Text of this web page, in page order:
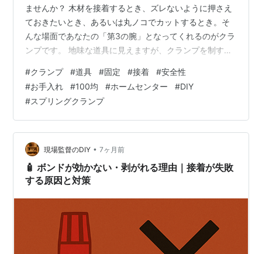
ませんか？ 木材を接着するとき、ズレないように押さえ
ておきたいとき、あるいは丸ノコでカットするとき。そ
んな場面であなたの「第3の腕」となってくれるのがクラ
ンプです。 地味な道具に見えますが、クランプを制する
100均から一生モノの本格ツールまで、その選び方・使い
方・メンテナンス術を解説します。 「クランプ」という
道具の役割と圧倒的なメリット クランプの主な役割は
「固定」です。しかし、ただ固定するだけではありませ
ん。 接着強度の向上 木工用ボンドで板を継ぐ際、クラン
プで強力に圧着することで、…
#クランプ #道具 #固定 #接着 #安全性
#お手入れ #100均 #ホームセンター #DIY
#スプリングクランプ
現場監督のDIY • 7ヶ月前
🧴 ボンドが効かない・剥がれる理由｜接着が失敗
する原因と対策